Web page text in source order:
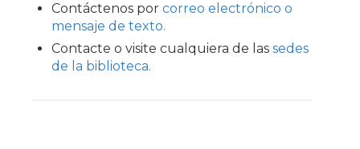
Contáctenos por correo electrónico o
mensaje de texto.
Contacte o visite cualquiera de las sedes
de la biblioteca.